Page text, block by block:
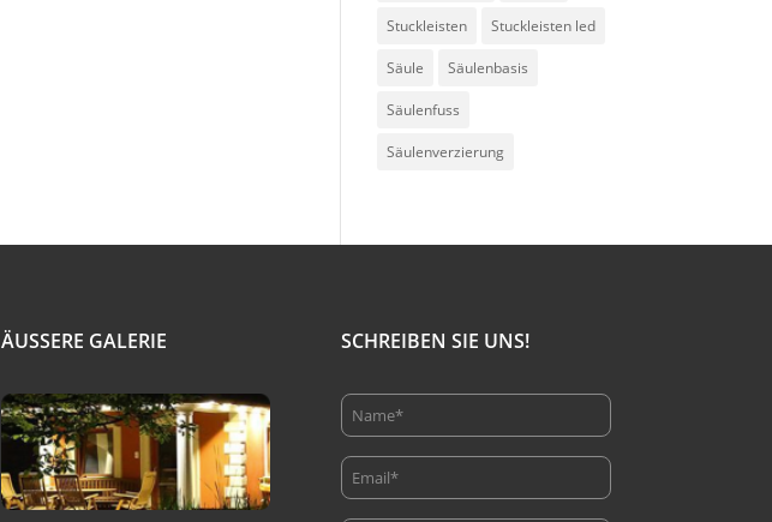
Stuckleisten Stuckleisten led
Säule Säulenbasis
Säulenfuss
Säulenverzierung
ÄUSSERE GALERIE SCHREIBEN SIE UNS!